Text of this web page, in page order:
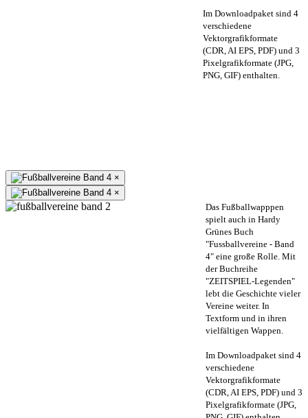
Im Downloadpaket sind 4
verschiedene
Vektorgrafikformate
(CDR, AI EPS, PDF) und 3
Pixelgrafikformate (JPG,
PNG, GIF) enthalten.
×
×
Das Fußballwapppen
spielt auch in Hardy
Grünes Buch
"Fussballvereine - Band
4" eine große Rolle. Mit
der Buchreihe
"ZEITSPIEL-Legenden"
lebt die Geschichte vieler
Vereine weiter. In
Textform und in ihren
vielfältigen Wappen.
Im Downloadpaket sind 4
verschiedene
Vektorgrafikformate
(CDR, AI EPS, PDF) und 3
Pixelgrafikformate (JPG,